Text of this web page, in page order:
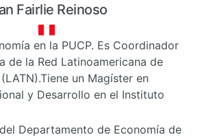
Fairlie Reinoso
en la PUCP. Es Coordinador
de la Red Latinoamericana de
un Magíster en
y Desarrollo en el Instituto
Departamento de Economía de